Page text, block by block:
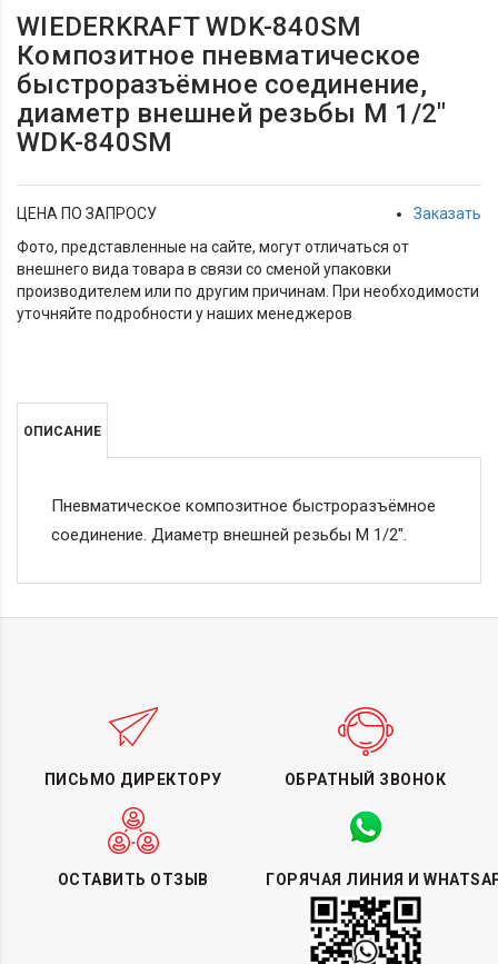
WIEDERKRAFT WDK-840SM
Композитное пневматическое
быстроразъёмное соединение,
диаметр внешней резьбы M 1/2"
WDK-840SM
ЦЕНА ПО ЗАПРОСУ
Заказать
Фото, представленные на сайте, могут отличаться от
внешнего вида товара в связи со сменой упаковки
производителем или по другим причинам. При необходимости
уточняйте подробности у наших менеджеров
ОПИСАНИЕ
Пневматическое композитное быстроразъёмное
соединение. Диаметр внешней резьбы M 1/2″.
ПИСЬМО ДИРЕКТОРУ ОБРАТНЫЙ ЗВОНОК
ОСТАВИТЬ ОТЗЫВ ГОРЯЧАЯ ЛИНИЯ И